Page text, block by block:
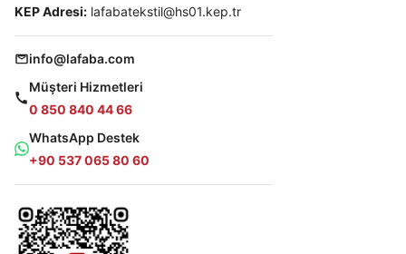
KEP Adresi: lafabatekstil@hs01.kep.tr
info@lafaba.com
Müşteri Hizmetleri
0 850 840 44 66
WhatsApp Destek
+90 537 065 80 60